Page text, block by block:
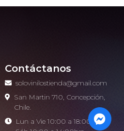
Contáctanos
solovinilostienda@gmail.com
San Martin 710, Concepción,
Chile.
Lun a Vie 10:00 a 18:00hrs -